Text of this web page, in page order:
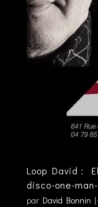
Loop David :
disco-one-
par David Bonnin |